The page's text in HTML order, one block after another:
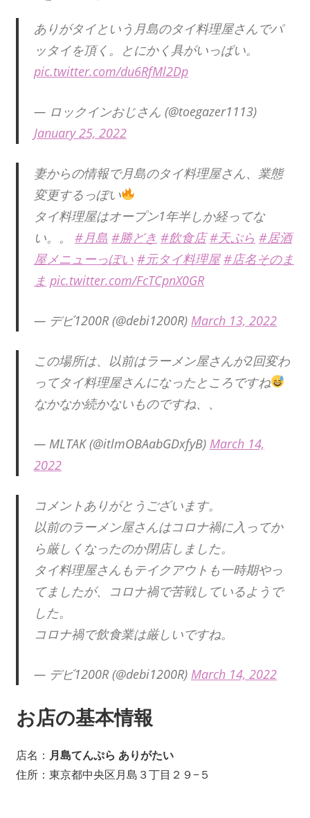
ありがタイという月島のタイ料理屋さんでパ
ッタイを頂く。とにかく具がいっぱい。
pic.twitter.com/du6RfMl2Dp
— ロックインおじさん (@toegazer1113)
January 25, 2022
妻からの情報で月島のタイ料理屋さん、業態
変更するっぽい
タイ料理屋はオープン1年半しか経ってな
い。。 #月島 #勝どき #飲食店 #天ぷら #居酒
屋メニューっぽい #元タイ料理屋 #店名そのま
ま pic.twitter.com/FcTCpnX0GR
— デビ1200R (@debi1200R) March 13, 2022
この場所は、以前はラーメン屋さんが2回変わ
ってタイ料理屋さんになったところですね
なかなか続かないものですね、、
— MLTAK (@itlmOBAabGDxfyB) March 14,
2022
コメントありがとうございます。
以前のラーメン屋さんはコロナ禍に入ってか
ら厳しくなったのか閉店しました。
タイ料理屋さんもテイクアウトも一時期やっ
てましたが、コロナ禍で苦戦しているようで
した。
コロナ禍で飲食業は厳しいですね。
— デビ1200R (@debi1200R) March 14, 2022
お店の基本情報
店名： 月島てんぷら ありがたい
住所：東京都中央区月島３丁目２９−５